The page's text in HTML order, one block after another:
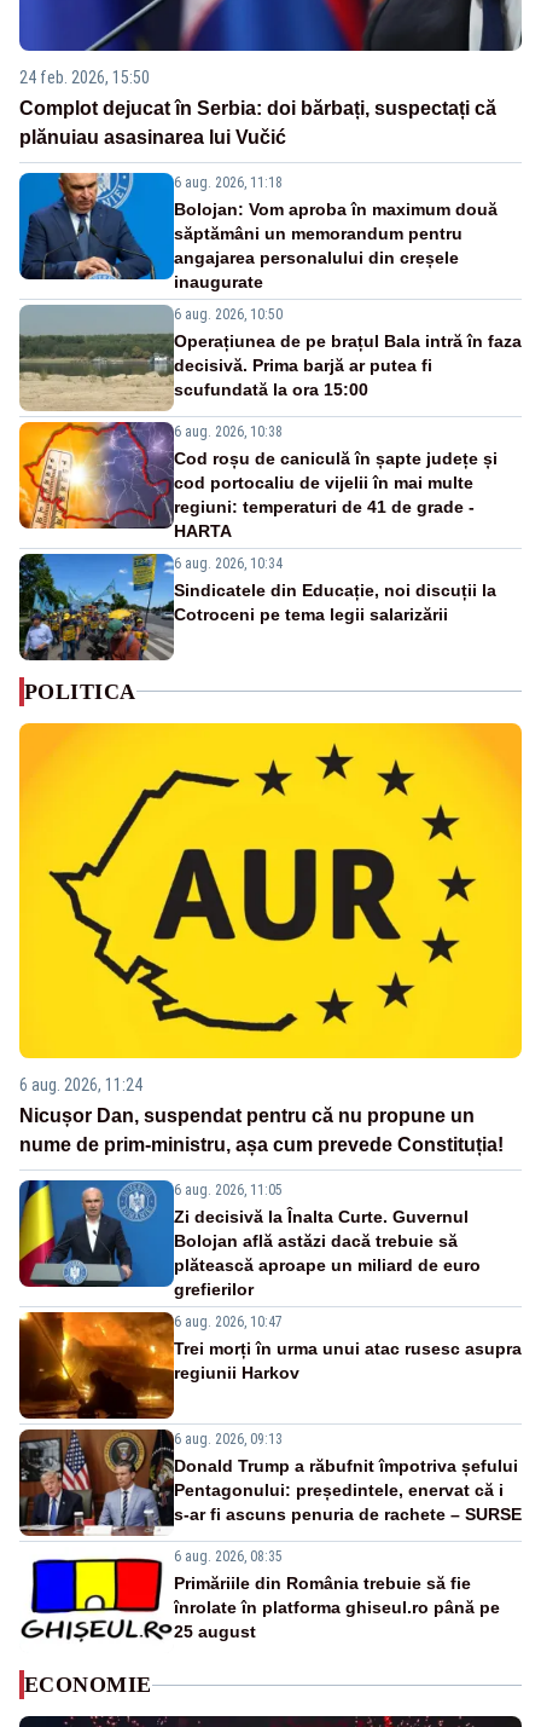
24 feb. 2026, 15:50
Complot dejucat în Serbia: doi bărbați, suspectați că
plănuiau asasinarea lui Vučić
6 aug. 2026, 11:18
Bolojan: Vom aproba în maximum două
săptămâni un memorandum pentru
angajarea personalului din creșele
inaugurate
6 aug. 2026, 10:50
Operațiunea de pe brațul Bala intră în faza
decisivă. Prima barjă ar putea fi
scufundată la ora 15:00
6 aug. 2026, 10:38
Cod roșu de caniculă în șapte județe și
cod portocaliu de vijelii în mai multe
regiuni: temperaturi de 41 de grade -
HARTA
6 aug. 2026, 10:34
Sindicatele din Educație, noi discuții la
Cotroceni pe tema legii salarizării
POLITICA
6 aug. 2026, 11:24
Nicușor Dan, suspendat pentru că nu propune un
nume de prim-ministru, așa cum prevede Constituția!
6 aug. 2026, 11:05
Zi decisivă la Înalta Curte. Guvernul
Bolojan află astăzi dacă trebuie să
plătească aproape un miliard de euro
grefierilor
6 aug. 2026, 10:47
Trei morți în urma unui atac rusesc asupra
regiunii Harkov
6 aug. 2026, 09:13
Donald Trump a răbufnit împotriva șefului
Pentagonului: președintele, enervat că i
s-ar fi ascuns penuria de rachete – SURSE
6 aug. 2026, 08:35
Primăriile din România trebuie să fie
înrolate în platforma ghiseul.ro până pe
25 august
ECONOMIE